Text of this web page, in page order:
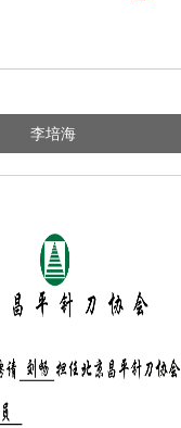
李培海